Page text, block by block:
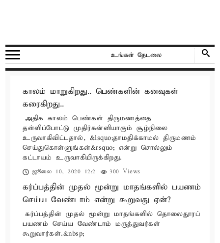
காலம் மாறுகிறது.. பெண்களின் கனவுகள்
கரைகிறது..
அதிக காலம் பெண்கள் திருமணத்தை
தள்ளிப்போட்டு முதிர்கன்னியாகும் சூழ்நிலை
உருவாகிவிட்டதால், &lsquo;தாமதிக்காமல் திருமணம்
செய்துகொள்ளுங்கள்&rsquo; என்று சொல்லும்
கட்டாயம் உருவாகியிருக்கிறது.
ஜூலை 10, 2020 12:2 300 Views
கர்ப்பத்தின் முதல் மூன்று மாதங்களில் பயணம்
செய்ய வேண்டாம் என்று கூறுவது ஏன்?
கர்ப்பத்தின் முதல் மூன்று மாதங்களில் தொலைதூரப்
பயணம் செய்ய வேண்டாம் மருத்துவர்கள்
கூறுவார்கள்.&nbsp;